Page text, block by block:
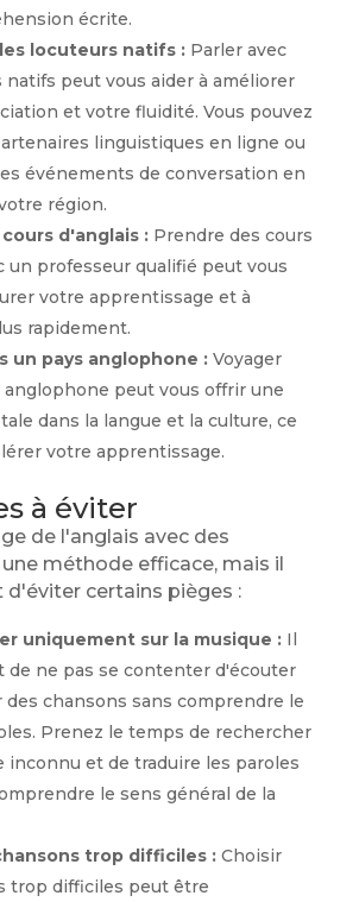
écrite.
locuteurs natifs :Parler avec
natifs peut vous aider à améliorer
et votre fluidité. Vous pouvez
linguistiques en ligne ou
événements de conversation en
région.
d'anglais :Prendre des cours
un professeur qualifié peut vous
votre apprentissage et à
rapidement.
un pays anglophone :Voyager
anglophone peut vous offrir une
dans la langue et la culture, ce
votre apprentissage.
à éviter
de l'anglais avec des
méthode efficace, mais il
certains pièges :
uniquement sur la musique :Il
de ne pas se contenter d'écouter
chansons sans comprendre le
Prenez le temps de rechercher
inconnu et de traduire les paroles
le sens général de la
trop difficiles :Choisir
trop difficiles peut être